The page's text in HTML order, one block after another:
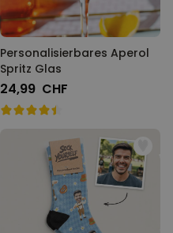
Personalisierbares Aperol
Spritz Glas
24,99 CHF